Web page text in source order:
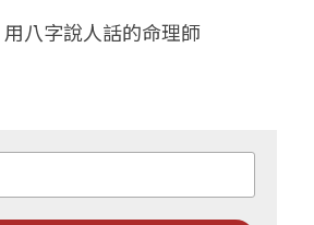
八字說人話的命理師